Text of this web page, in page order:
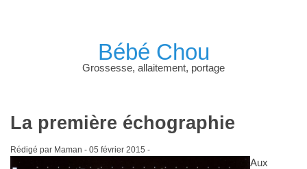
Bébé Chou
Grossesse, allaitement, portage
La première échographie
Rédigé par Maman - 05 février 2015 -
Aux